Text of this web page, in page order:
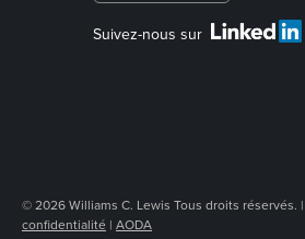
Suivez-nous sur
© 2026 Williams C. Lewis Tous droits réservés. |
confidentialité | AODA